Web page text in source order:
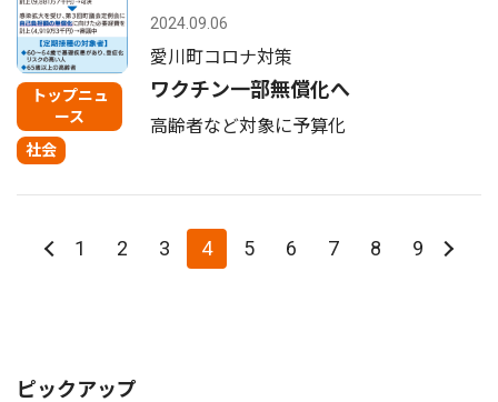
トップニュ
ース
社会
2024.09.06
愛川町コロナ対策
ワクチン一部無償化へ
高齢者など対象に予算化
1 2 3 4 5 6 7 8 9
ピックアップ